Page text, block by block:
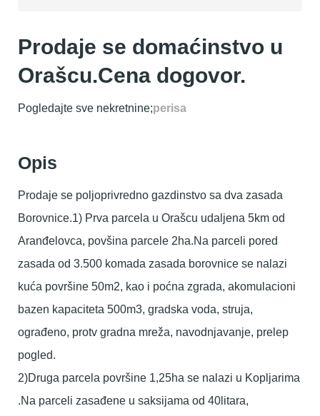
Prodaje se domaćinstvo u
Orašcu.Cena dogovor.
Pogledajte sve nekretnine;perisa
Opis
Prodaje se poljoprivredno gazdinstvo sa dva zasada
Borovnice.1) Prva parcela u Orašcu udaljena 5km od
Aranđelovca, povšina parcele 2ha.Na parceli pored
zasada od 3.500 komada zasada borovnice se nalazi
kuća površine 50m2, kao i poćna zgrada, akomulacioni
bazen kapaciteta 500m3, gradska voda, struja,
ograđeno, protv gradna mreža, navodnjavanje, prelep
pogled.
2)Druga parcela površine 1,25ha se nalazi u Kopljarima
.Na parceli zasađene u saksijama od 40litara,